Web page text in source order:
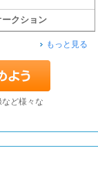
ークション
もっと見る
ど様々な